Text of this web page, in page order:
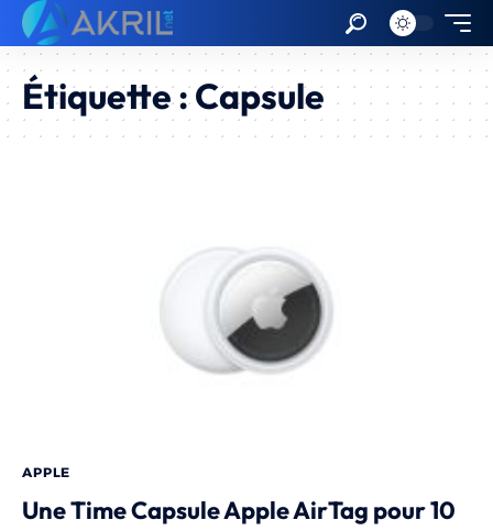
Étiquette :Capsule
APPLE
Une Time Capsule Apple AirTag pour 10